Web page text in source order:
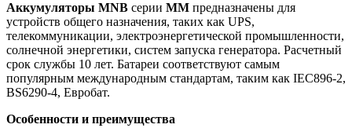
Аккумуляторы MNB серии MM предназначены для
устройств общего назначения, таких как UPS,
телекоммуникации, электроэнергетической промышленности,
солнечной энергетики, систем запуска генератора. Расчетный
срок службы 10 лет. Батареи соответствуют самым
популярным международным стандартам, таким как IEC896-2,
BS6290-4, Евробат.
Особенности и преимущества